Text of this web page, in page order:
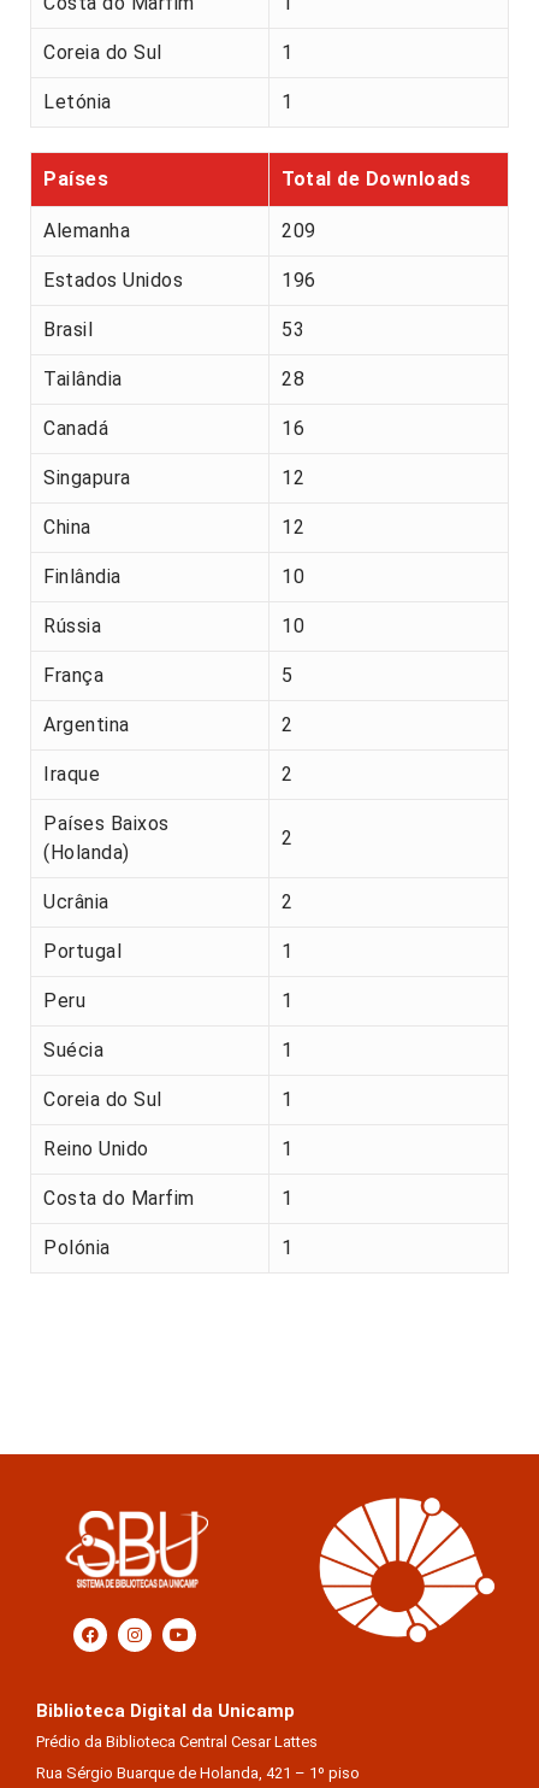
Coreia do Sul 1
Letónia 1
Países Total de Downloads
Alemanha 209
Estados Unidos 196
Brasil 53
Tailândia 28
Canadá 16
Singapura 12
China 12
Finlândia 10
Rússia 10
França 5
Argentina 2
Iraque 2
Países Baixos
(Holanda)
2
Ucrânia 2
Portugal 1
Peru 1
Suécia 1
Coreia do Sul 1
Reino Unido 1
Costa do Marfim 1
Polónia 1
Biblioteca Digital da Unicamp
Prédio da Biblioteca Central Cesar Lattes
Rua Sérgio Buarque de Holanda, 421 – 1º piso